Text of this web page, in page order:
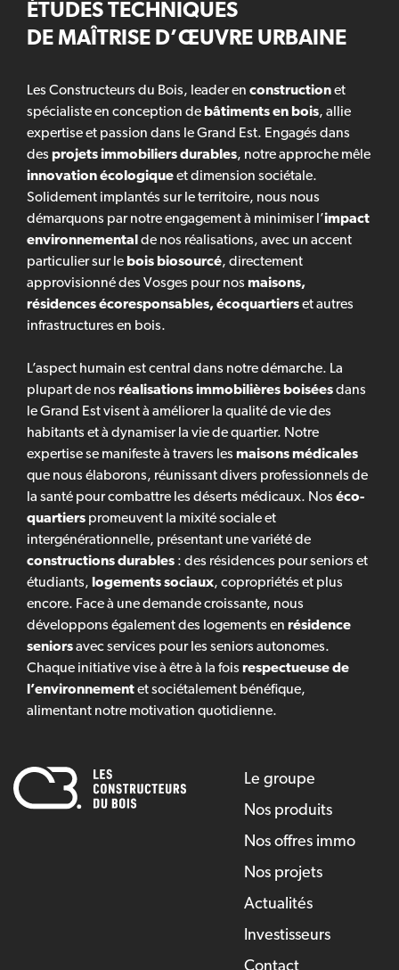
ÉTUDES TECHNIQUES
DE MAÎTRISE D’ŒUVRE URBAINE
Les Constructeurs du Bois, leader en constructionet
spécialiste en conception de bâtiments en bois, allie
expertise et passion dans le Grand Est. Engagés dans
des projets immobiliers durables, notre approche mêle
innovation écologiqueet dimension sociétale.
Solidement implantés sur le territoire, nous nous
démarquons par notre engagement à minimiser l’impact
environnemental de nos réalisations, avec un accent
particulier sur le bois biosourcé, directement
approvisionné des Vosges pour nos maisons,
résidences écoresponsables, écoquartierset autres
infrastructures en bois.
L’aspect humain est central dans notre démarche. La
plupart de nos réalisations immobilières boiséesdans
le Grand Est visent à améliorer la qualité de vie des
habitants et à dynamiser la vie de quartier. Notre
expertise se manifeste à travers les maisons médicales
que nous élaborons, réunissant divers professionnels de
la santé pour combattre les déserts médicaux. Nos éco-
quartiers promeuvent la mixité sociale et
intergénérationnelle, présentant une variété de
constructions durables : des résidences pour seniors et
étudiants, logements sociaux, copropriétés et plus
encore. Face à une demande croissante, nous
développons également des logements en résidence
seniorsavec services pour les seniors autonomes.
Chaque initiative vise à être à la fois respectueuse de
l’environnementet sociétalement bénéfique,
alimentant notre motivation quotidienne.
Le groupe
Nos produits
Nos offres immo
Nos projets
Actualités
Investisseurs